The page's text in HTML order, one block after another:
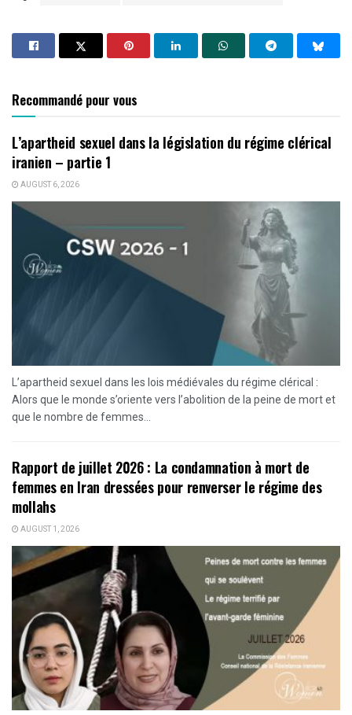
Recommandé pour vous
L’apartheid sexuel dans la législation du régime clérical
iranien – partie 1
AUGUST 6, 2026
L’apartheid sexuel dans les lois médiévales du régime clérical :
Alors que le monde s’oriente vers l’abolition de la peine de mort et
que le nombre de femmes...
Rapport de juillet 2026 : La condamnation à mort de
femmes en Iran dressées pour renverser le régime des
mollahs
AUGUST 1, 2026